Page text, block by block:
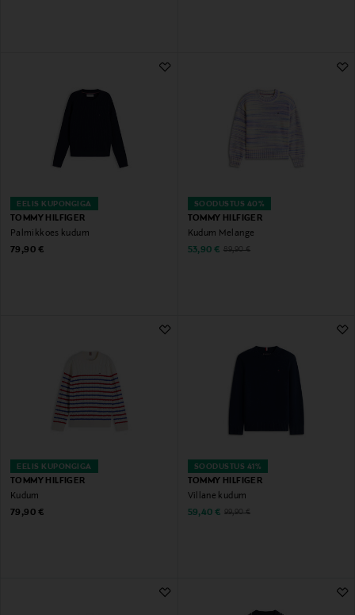
EELIS KUPONGIGA
TOMMY HILFIGER
Palmikkoes kudum
Original Price
79,90 €
SOODUSTUS 40%
TOMMY HILFIGER
Kudum Melange
Discounted Price
53,90 € Original Price
89,90 €
EELIS KUPONGIGA
TOMMY HILFIGER
Kudum
Original Price
79,90 €
SOODUSTUS 41%
TOMMY HILFIGER
Villane kudum
Discounted Price
59,40 € Original Price
99,90 €